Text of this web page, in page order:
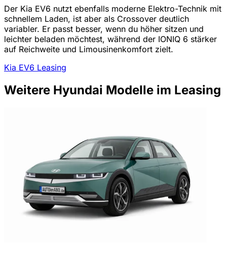
Der Kia EV6 nutzt ebenfalls moderne Elektro-Technik mit
schnellem Laden, ist aber als Crossover deutlich
variabler. Er passt besser, wenn du höher sitzen und
leichter beladen möchtest, während der IONIQ 6 stärker
auf Reichweite und Limousinenkomfort zielt.
Kia EV6 Leasing
Weitere Hyundai Modelle im Leasing